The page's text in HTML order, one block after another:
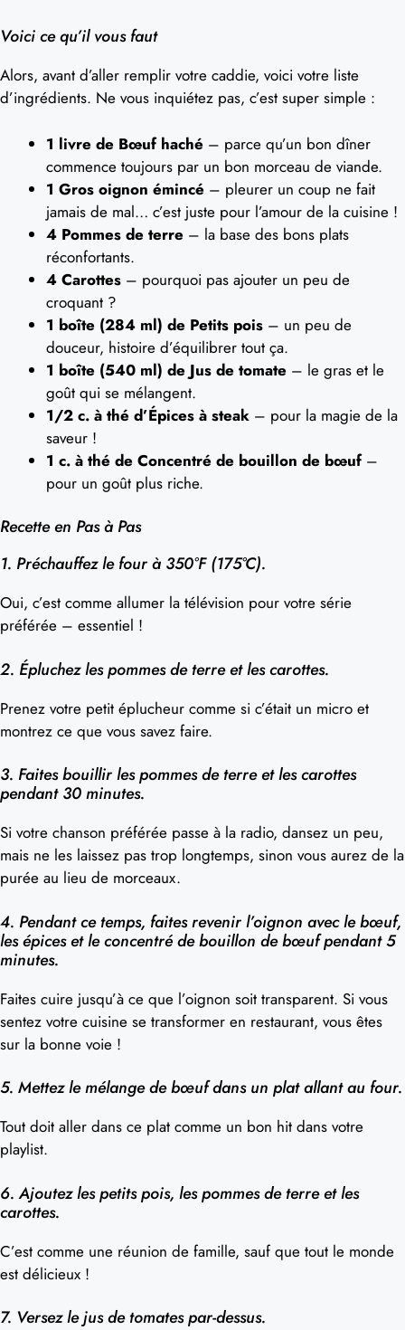
Voici ce qu’il vous faut
Alors, avant d’aller remplir votre caddie, voici votre liste
d’ingrédients. Ne vous inquiétez pas, c’est super simple :
1 livre de Bœuf haché – parce qu’un bon dîner
commence toujours par un bon morceau de viande.
1 Gros oignon émincé – pleurer un coup ne fait
jamais de mal… c’est juste pour l’amour de la cuisine !
4 Pommes de terre – la base des bons plats
réconfortants.
4 Carottes – pourquoi pas ajouter un peu de
croquant ?
1 boîte (284 ml) de Petits pois – un peu de
douceur, histoire d’équilibrer tout ça.
1 boîte (540 ml) de Jus de tomate – le gras et le
goût qui se mélangent.
1/2 c. à thé d’Épices à steak – pour la magie de la
saveur !
1 c. à thé de Concentré de bouillon de bœuf–
pour un goût plus riche.
Recette en Pas à Pas
1. Préchauffez le four à 350°F (175°C).
Oui, c’est comme allumer la télévision pour votre série
préférée – essentiel !
2. Épluchez les pommes de terre et les carottes.
Prenez votre petit éplucheur comme si c’était un micro et
montrez ce que vous savez faire.
3. Faites bouillir les pommes de terre et les carottes
pendant 30 minutes.
Si votre chanson préférée passe à la radio, dansez un peu,
mais ne les laissez pas trop longtemps, sinon vous aurez de la
purée au lieu de morceaux.
4. Pendant ce temps, faites revenir l’oignon avec le bœuf,
les épices et le concentré de bouillon de bœuf pendant 5
minutes.
Faites cuire jusqu’à ce que l’oignon soit transparent. Si vous
sentez votre cuisine se transformer en restaurant, vous êtes
sur la bonne voie !
5. Mettez le mélange de bœuf dans un plat allant au four.
Tout doit aller dans ce plat comme un bon hit dans votre
playlist.
6. Ajoutez les petits pois, les pommes de terre et les
carottes.
C’est comme une réunion de famille, sauf que tout le monde
est délicieux !
7. Versez le jus de tomates par-dessus.